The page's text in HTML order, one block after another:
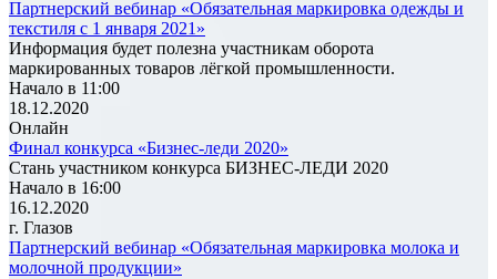
Партнерский вебинар «Обязательная маркировка одежды и
текстиля с 1 января 2021»
Информация будет полезна участникам оборота
маркированных товаров лёгкой промышленности.
Начало в 11:00
18.12.2020
Онлайн
Финал конкурса «Бизнес-леди 2020»
Стань участником конкурса БИЗНЕС-ЛЕДИ 2020
Начало в 16:00
16.12.2020
г. Глазов
Партнерский вебинар «Обязательная маркировка молока и
молочной продукции»